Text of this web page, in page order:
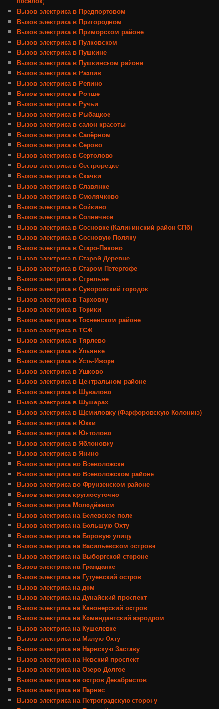
Вызов электрика в Предпортовом
Вызов электрика в Пригородном
Вызов электрика в Приморском районе
Вызов электрика в Пулковском
Вызов электрика в Пушкине
Вызов электрика в Пушкинском районе
Вызов электрика в Разлив
Вызов электрика в Репино
Вызов электрика в Ропше
Вызов электрика в Ручьи
Вызов электрика в Рыбацкое
Вызов электрика в салон красоты
Вызов электрика в Сапёрном
Вызов электрика в Серово
Вызов электрика в Сертолово
Вызов электрика в Сестрорецке
Вызов электрика в Скачки
Вызов электрика в Славянке
Вызов электрика в Смолячково
Вызов электрика в Сойкино
Вызов электрика в Солнечное
Вызов электрика в Сосновке (Калининский район СПб)
Вызов электрика в Сосновую Поляну
Вызов электрика в Старо-Паново
Вызов электрика в Старой Деревне
Вызов электрика в Старом Петергофе
Вызов электрика в Стрельне
Вызов электрика в Суворовский городок
Вызов электрика в Тарховку
Вызов электрика в Торики
Вызов электрика в Тосненском районе
Вызов электрика в ТСЖ
Вызов электрика в Тярлево
Вызов электрика в Ульянке
Вызов электрика в Усть-Ижоре
Вызов электрика в Ушково
Вызов электрика в Центральном районе
Вызов электрика в Шувалово
Вызов электрика в Шушарах
Вызов электрика в Щемиловку (Фарфоровскую Колонию)
Вызов электрика в Юкки
Вызов электрика в Юнтолово
Вызов электрика в Яблоновку
Вызов электрика в Янино
Вызов электрика во Всеволожске
Вызов электрика во Всеволожском районе
Вызов электрика во Фрунзенском районе
Вызов электрика круглосуточно
Вызов электрика Молодёжном
Вызов электрика на Белевское поле
Вызов электрика на Большую Охту
Вызов электрика на Боровую улицу
Вызов электрика на Васильевском острове
Вызов электрика на Выборгской стороне
Вызов электрика на Гражданке
Вызов электрика на Гутуевский остров
Вызов электрика на дом
Вызов электрика на Дунайский проспект
Вызов электрика на Канонерский остров
Вызов электрика на Комендантский аэродром
Вызов электрика на Кушелевке
Вызов электрика на Малую Охту
Вызов электрика на Нарвскую Заставу
Вызов электрика на Невский проспект
Вызов электрика на Озеро Долгое
Вызов электрика на остров Декабристов
Вызов электрика на Парнас
Вызов электрика на Петроградскую сторону